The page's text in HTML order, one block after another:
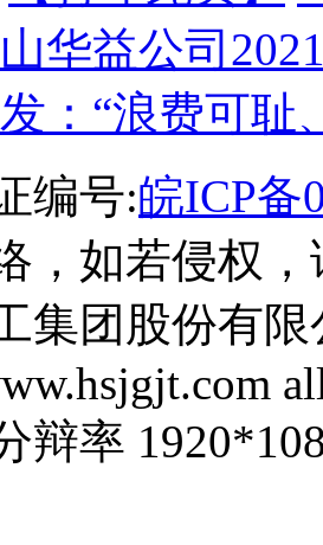
华益公司
：“浪费可耻
编号:皖ICP备
，如若侵权
集团股份有
辩率